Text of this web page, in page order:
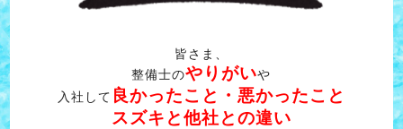
皆さま、
整備士のやりがいや
入社して 良かったこと・悪かったこと
スズキと他社との違い